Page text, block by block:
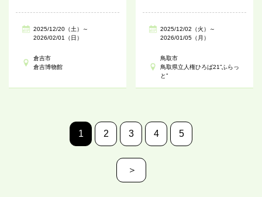
2025/12/20（土）～
2026/02/01（日）
倉吉市
倉吉博物館
2025/12/02（火）～
2026/01/05（月）
鳥取市
鳥取県立人権ひろば21”ふらっ
と”
1 2 3 4 5
＞